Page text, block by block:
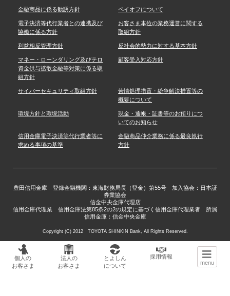
金融商品に係る勧誘方針 ペイオフについて
電子決済等代行業者との連携及び
協働に係る方針
お客さま本位の業務運営に関する
取組方針
利益相反管理方針 反社会的勢力に対する基本方針
マネー・ローンダリング及びテロ
資金供与拡散金融等対策に係る取
組方針
顧客受入対応方針
サイバーセキュリティ取組方針
苦情処理措置・紛争解決措置等の
概要について
環境方針と環境活動
現金・通帳・証書等のお預りにつ
いてのお知らせ
信用金庫電子決済等代行業者等に
求める事項の基準
金融商品仲介業務に係る最良執行
方針
豊田信用金庫 登録金融機関：東海財務局長（登金）第55号 加入協会：日本証
券業協会
信金中央金庫代理店
信用金庫代理業 信用金庫法第85条2の2の規定に基づく信用金庫代理業者 所属
信用金庫：信金中央金庫
Copyright (C) 2012 TOYOTA SHINKIN Bank, All Rights Reserved.
個人の
お客さま
法人の
お客さま
とよしん
について
採用情報
menu